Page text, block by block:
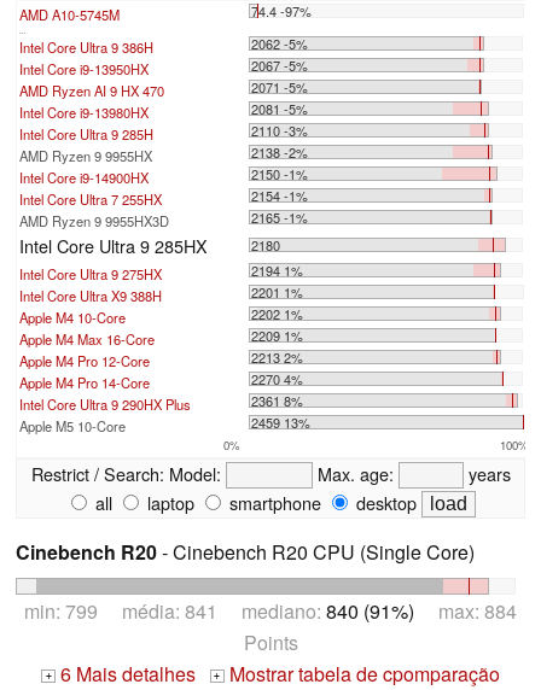
AMD A10-5745M 74.4 -97%
...
Intel Core Ultra 9 386H
2062 -5%
Intel Core i9-13950HX
2067 -5%
AMD Ryzen AI 9 HX 470
2071 -5%
Intel Core i9-13980HX
2081 -5%
Intel Core Ultra 9 285H
2110 -3%
AMD Ryzen 9 9955HX
2138 -2%
Intel Core i9-14900HX
2150 -1%
Intel Core Ultra 7 255HX
2154 -1%
AMD Ryzen 9 9955HX3D
2165 -1%
Intel Core Ultra 9 285HX
2180
Intel Core Ultra 9 275HX
2194 1%
Intel Core Ultra X9 388H
2201 1%
Apple M4 10-Core
2202 1%
Apple M4 Max 16-Core
2209 1%
Apple M4 Pro 12-Core
2213 2%
Apple M4 Pro 14-Core
2270 4%
Intel Core Ultra 9 290HX Plus
2361 8%
Apple M5 10-Core
2459 13%
0% 100%
Restrict / Search: Model: Max. age:
years
all
laptop smartphone desktop
Cinebench R20- Cinebench R20 CPU (Single Core)
min: 799 média: 841 mediano: 840 (91%) max: 884
Points
+ 6 Mais detalhes + Mostrar tabela de cpomparação